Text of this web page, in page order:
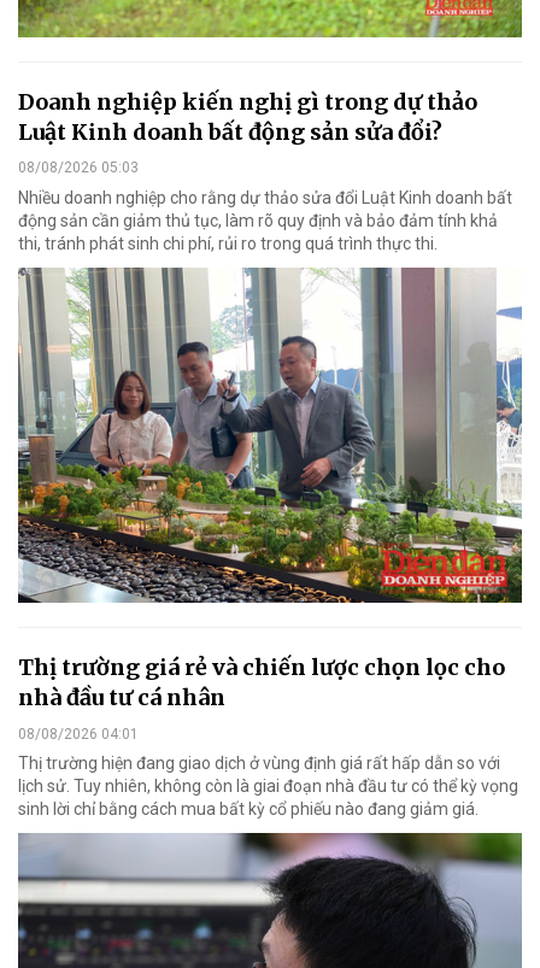
Doanh nghiệp kiến nghị gì trong dự thảo
Luật Kinh doanh bất động sản sửa đổi?
08/08/2026 05:03
Nhiều doanh nghiệp cho rằng dự thảo sửa đổi Luật Kinh doanh bất
động sản cần giảm thủ tục, làm rõ quy định và bảo đảm tính khả
thi, tránh phát sinh chi phí, rủi ro trong quá trình thực thi.
Thị trường giá rẻ và chiến lược chọn lọc cho
nhà đầu tư cá nhân
08/08/2026 04:01
Thị trường hiện đang giao dịch ở vùng định giá rất hấp dẫn so với
lịch sử. Tuy nhiên, không còn là giai đoạn nhà đầu tư có thể kỳ vọng
sinh lời chỉ bằng cách mua bất kỳ cổ phiếu nào đang giảm giá.